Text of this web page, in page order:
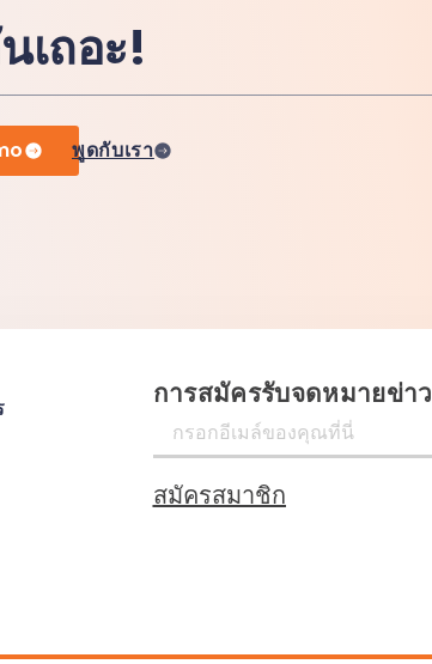
เถอะ!
พูดกับเรา
การสมัครรับจดหมายข่าว
สมัครสมาชิก